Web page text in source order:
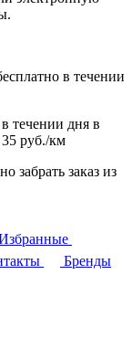
в течении
течении дня в
35 руб./км
забрать заказ из
Бренды